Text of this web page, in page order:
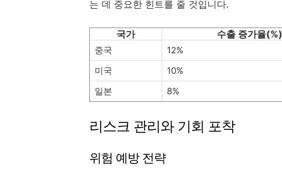
는 데 중요한 힌트를 줄 것입니다.
국가 수출 증가율(%)
중국 12%
미국
10%
일본
8%
리스크 관리와 기회 포착
위험 예방 전략